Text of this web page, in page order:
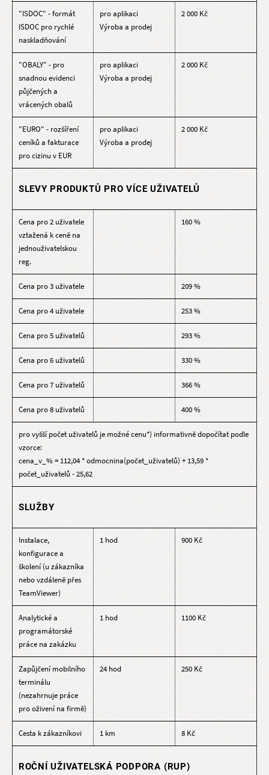
"ISDOC" - formát
ISDOC pro rychlé
naskladňování
pro aplikaci
Výroba a prodej
2 000 Kč
"OBALY" - pro
snadnou evidenci
půjčených a
vrácených obalů
pro aplikaci
Výroba a prodej
2 000 Kč
"EURO" - rozšíření
ceníků a fakturace
pro cizinu v EUR
pro aplikaci
Výroba a prodej
2 000 Kč
SLEVY PRODUKTŮ PRO VÍCE UŽIVATELŮ
Cena pro 2 uživatele
vztažená k ceně na
jednouživatelskou
reg.
160 %
Cena pro 3 uživatele 209 %
Cena pro 4 uživatele 253 %
Cena pro 5 uživatelů 293 %
Cena pro 6 uživatelů 330 %
Cena pro 7 uživatelů 366 %
Cena pro 8 uživatelů 400 %
pro vyšší počet uživatelů je možné cenu*) informativně dopočítat podle
vzorce:
cena_v_% = 112,04 * odmocnina(počet_uživatelů) + 13,59 *
počet_uživatelů - 25,62
SLUŽBY
Instalace,
konfigurace a
školení (u zákazníka
nebo vzdáleně přes
TeamViewer)
1 hod 900 Kč
Analytické a
programátorské
práce na zakázku
1 hod 1100 Kč
Zapůjčení mobilního
terminálu
(nezahrnuje práce
pro oživení na firmě)
24 hod 250 Kč
Cesta k zákazníkovi 1 km 8 Kč
ROČNÍ UŽIVATELSKÁ PODPORA (RUP)